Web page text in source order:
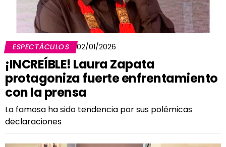
ESPECTÁCULOS 02/01/2026
¡INCREÍBLE! Laura Zapata
protagoniza fuerte enfrentamiento
con la prensa
La famosa ha sido tendencia por sus polémicas
declaraciones